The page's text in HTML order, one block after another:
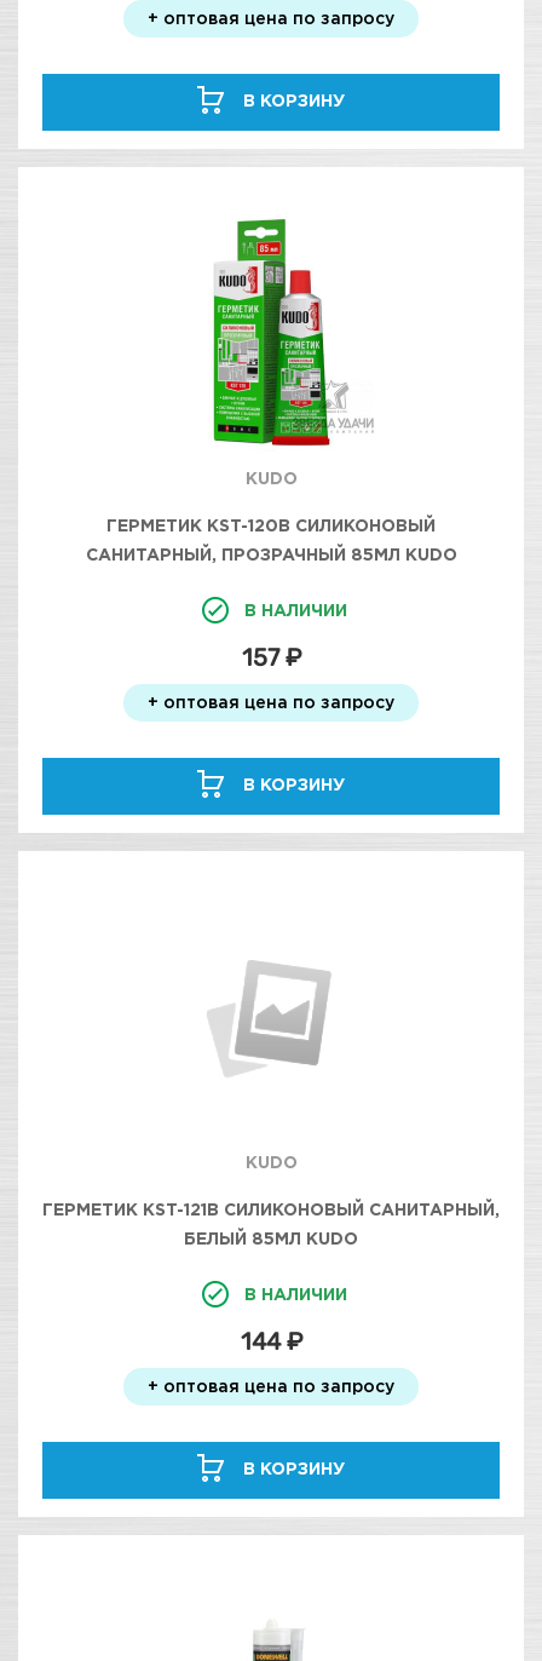
+ оптовая цена по запросу
В КОРЗИНУ
KUDO
ГЕРМЕТИК KST-120B СИЛИКОНОВЫЙ
САНИТАРНЫЙ, ПРОЗРАЧНЫЙ 85МЛ KUDO
В НАЛИЧИИ
157 ₽
+ оптовая цена по запросу
В КОРЗИНУ
KUDO
ГЕРМЕТИК KST-121B СИЛИКОНОВЫЙ САНИТАРНЫЙ,
БЕЛЫЙ 85МЛ KUDO
В НАЛИЧИИ
144 ₽
+ оптовая цена по запросу
В КОРЗИНУ